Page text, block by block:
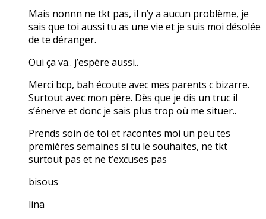
Mais nonnn ne tkt pas, il n’y a aucun problème, je
sais que toi aussi tu as une vie et je suis moi désolée
de te déranger.
Oui ça va.. j’espère aussi..
Merci bcp, bah écoute avec mes parents c bizarre.
Surtout avec mon père. Dès que je dis un truc il
s’énerve et donc je sais plus trop où me situer..
Prends soin de toi et racontes moi un peu tes
premières semaines si tu le souhaites, ne tkt
surtout pas et ne t’excuses pas
bisous
lina